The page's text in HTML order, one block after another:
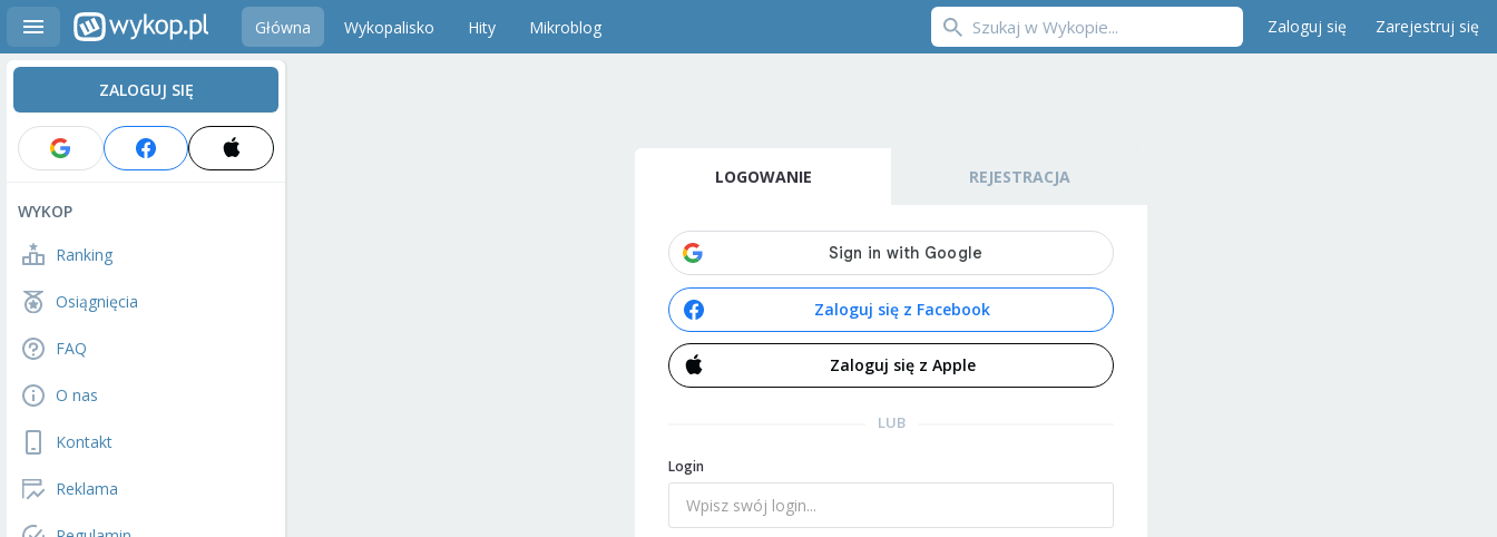
Główna Wykopalisko Hity Mikroblog Zaloguj się Zarejestruj się
ZALOGUJ SIĘ
WYKOP
Ranking
Osiągnięcia
FAQ
O nas
Kontakt
Reklama
LOGOWANIE REJESTRACJA
Zaloguj się z Facebook
Zaloguj się z Apple
LUB
Login